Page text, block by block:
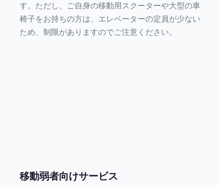
す。ただし、ご自身の移動用スクーターや大型の車
椅子をお持ちの方は、エレベーターの定員が少ない
ため、制限がありますのでご注意ください。
移動弱者向けサービス